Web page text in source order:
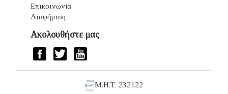
Επικοινωνία
Διαφήμιση
Ακολουθήστε μας
Μ.Η.Τ. 232122